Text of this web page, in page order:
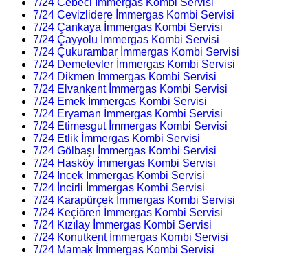
7/24 Cebeci İmmergas Kombi Servisi
7/24 Cevizlidere İmmergas Kombi Servisi
7/24 Çankaya İmmergas Kombi Servisi
7/24 Çayyolu İmmergas Kombi Servisi
7/24 Çukurambar İmmergas Kombi Servisi
7/24 Demetevler İmmergas Kombi Servisi
7/24 Dikmen İmmergas Kombi Servisi
7/24 Elvankent İmmergas Kombi Servisi
7/24 Emek İmmergas Kombi Servisi
7/24 Eryaman İmmergas Kombi Servisi
7/24 Etimesgut İmmergas Kombi Servisi
7/24 Etlik İmmergas Kombi Servisi
7/24 Gölbaşı İmmergas Kombi Servisi
7/24 Hasköy İmmergas Kombi Servisi
7/24 İncek İmmergas Kombi Servisi
7/24 İncirli İmmergas Kombi Servisi
7/24 Karapürçek İmmergas Kombi Servisi
7/24 Keçiören İmmergas Kombi Servisi
7/24 Kızılay İmmergas Kombi Servisi
7/24 Konutkent İmmergas Kombi Servisi
7/24 Mamak İmmergas Kombi Servisi